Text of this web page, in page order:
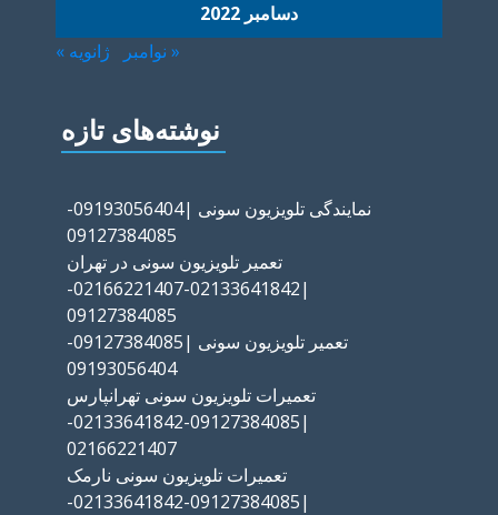
دسامبر 2022
« نوامبر ژانویه »
نوشته‌های تازه
نمایندگی تلویزیون سونی |09193056404-
09127384085
تعمیر تلویزیون سونی در تهران
|02133641842-02166221407-
09127384085
تعمیر تلویزیون سونی |09127384085-
09193056404
تعمیرات تلویزیون سونی تهرانپارس
|09127384085-02133641842-
02166221407
تعمیرات تلویزیون سونی نارمک
|09127384085-02133641842-